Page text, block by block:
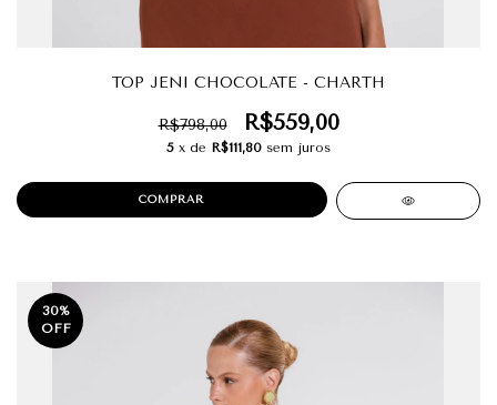
TOP JENI CHOCOLATE - CHARTH
R$798,00 R$559,00
5 x de R$111,80 sem juros
COMPRAR
30%
OFF